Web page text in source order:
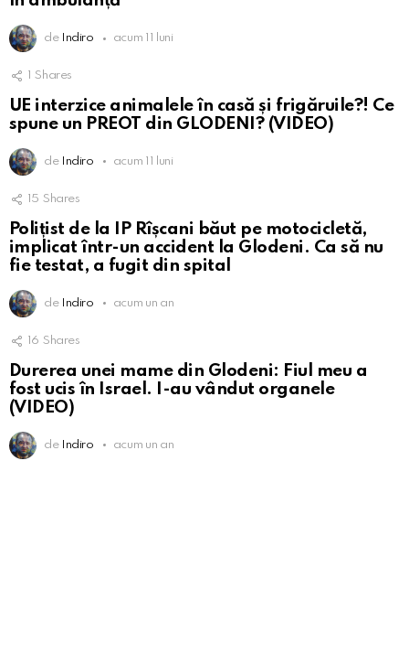
de Indiro acum 11 luni
Shares
UE interzice animalele în casă și frigăruile?! Ce
spune un PREOT din GLODENI? (VIDEO)
de Indiro acum 11 luni
15 Shares
Polițist de la IP Rîșcani băut pe motocicletă,
implicat într-un accident la Glodeni. Ca să nu
fie testat, a fugit din spital
de Indiro acum un an
16 Shares
Durerea unei mame din Glodeni: Fiul meu a
fost ucis în Israel. I-au vândut organele
(VIDEO)
de Indiro acum un an